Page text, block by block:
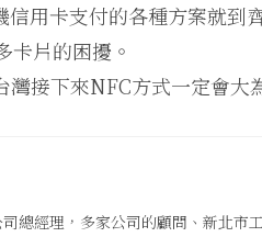
用卡支付的各種方案就到
卡片的困擾。
接下來NFC方式一定會大
總經理，多家公司的顧問、新北市